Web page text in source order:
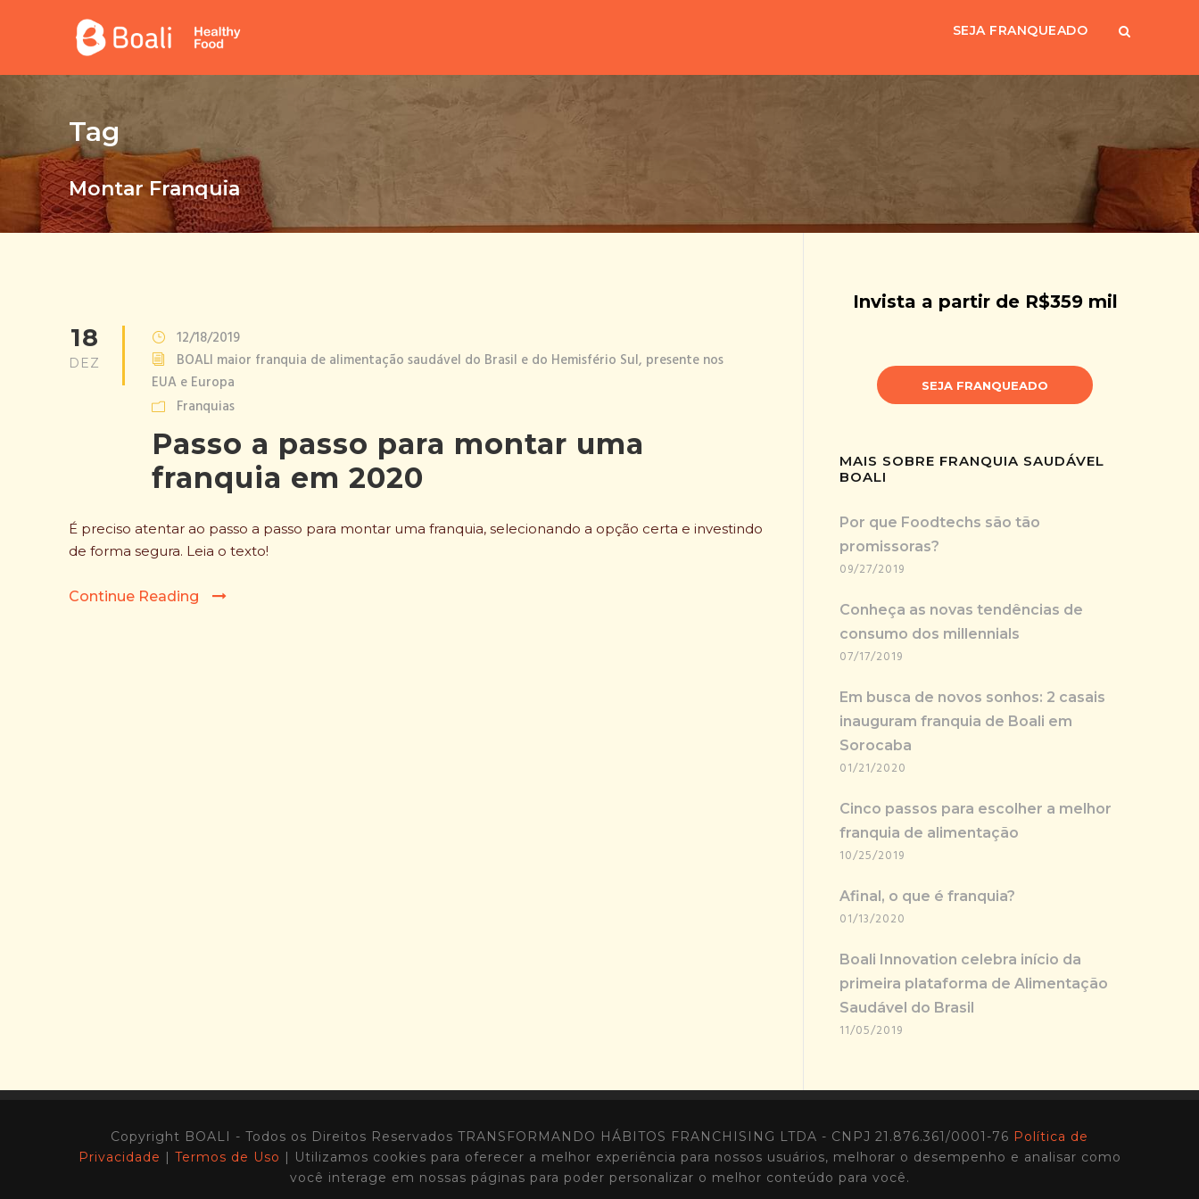
SEJA FRANQUEADO
Tag
Montar Franquia
18
DEZ
12/18/2019
BOALI maior franquia de alimentação saudável do Brasil e do Hemisfério Sul, presente nos
EUA e Europa
Franquias
Passo a passo para montar uma
franquia em 2020
É preciso atentar ao passo a passo para montar uma franquia, selecionando a opção certa e investindo
de forma segura. Leia o texto!
Continue Reading
Invista a partir de R$359 mil
SEJA FRANQUEADO
MAIS SOBRE FRANQUIA SAUDÁVEL
BOALI
Por que Foodtechs são tão
promissoras?
09/27/2019
Conheça as novas tendências de
consumo dos millennials
07/17/2019
Em busca de novos sonhos: 2 casais
inauguram franquia de Boali em
Sorocaba
01/21/2020
Cinco passos para escolher a melhor
franquia de alimentação
10/25/2019
Afinal, o que é franquia?
01/13/2020
Boali Innovation celebra início da
primeira plataforma de Alimentação
Saudável do Brasil
11/05/2019
Copyright BOALI - Todos os Direitos Reservados TRANSFORMANDO HÁBITOS FRANCHISING LTDA - CNPJ 21.876.361/0001-76 Política de
Privacidade
Termos de Uso | Utilizamos cookies para oferecer a melhor experiência para nossos usuários, melhorar o desempenho e analisar como
você interage em nossas páginas para poder personalizar o melhor conteúdo para você.